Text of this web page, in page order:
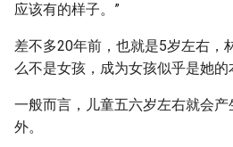
应该有的样子。”
差不多20年前，也就是5岁左右，
么不是女孩，成为女孩似乎是她的
一般而言，儿童五六岁左右就会
外。